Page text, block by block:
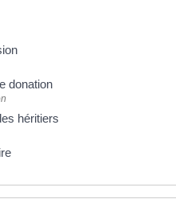
donation
héritiers